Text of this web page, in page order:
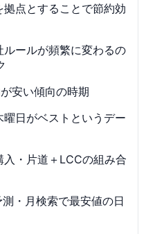
点とすることで節約効
ールが頻繁に変わるの
安い傾向の時期
日がベストというデー
・片道＋LCCの組み合
・月検索で最安値の日